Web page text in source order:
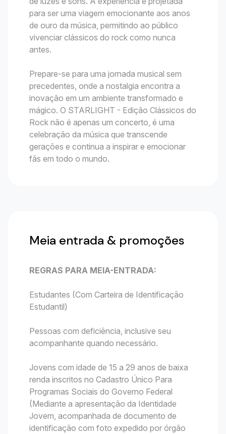
para ser uma viagem emocionante aos anos
de ouro da música, permitindo ao público
vivenciar clássicos do rock como nunca
antes.
Prepare-se para uma jornada musical sem
precedentes, onde a nostalgia encontra a
inovação em um ambiente transformado e
mágico. O STARLIGHT - Edição Clássicos do
Rock não é apenas um concerto, é uma
celebração da música que transcende
gerações e continua a inspirar e emocionar
fãs em todo o mundo.
Meia entrada & promoções
REGRAS PARA MEIA-ENTRADA:
Estudantes (Com Carteira de Identificação
Estudantil)
Pessoas com deficiência, inclusive seu
acompanhante quando necessário.
Jovens com idade de 15 a 29 anos de baixa
renda inscritos no Cadastro Único Para
Programas Sociais do Governo Federal
(Mediante a apresentação da Identidade
Jovem, acompanhada de documento de
identificação com foto expedido por órgão